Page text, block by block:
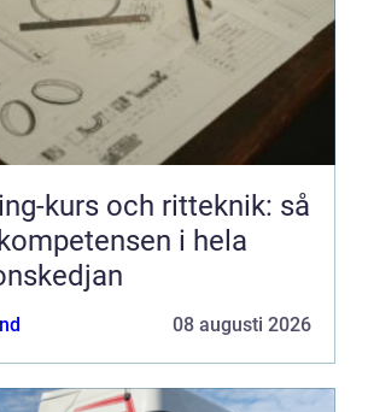
kurs och ritteknik: så
i hela
08 augusti 2026